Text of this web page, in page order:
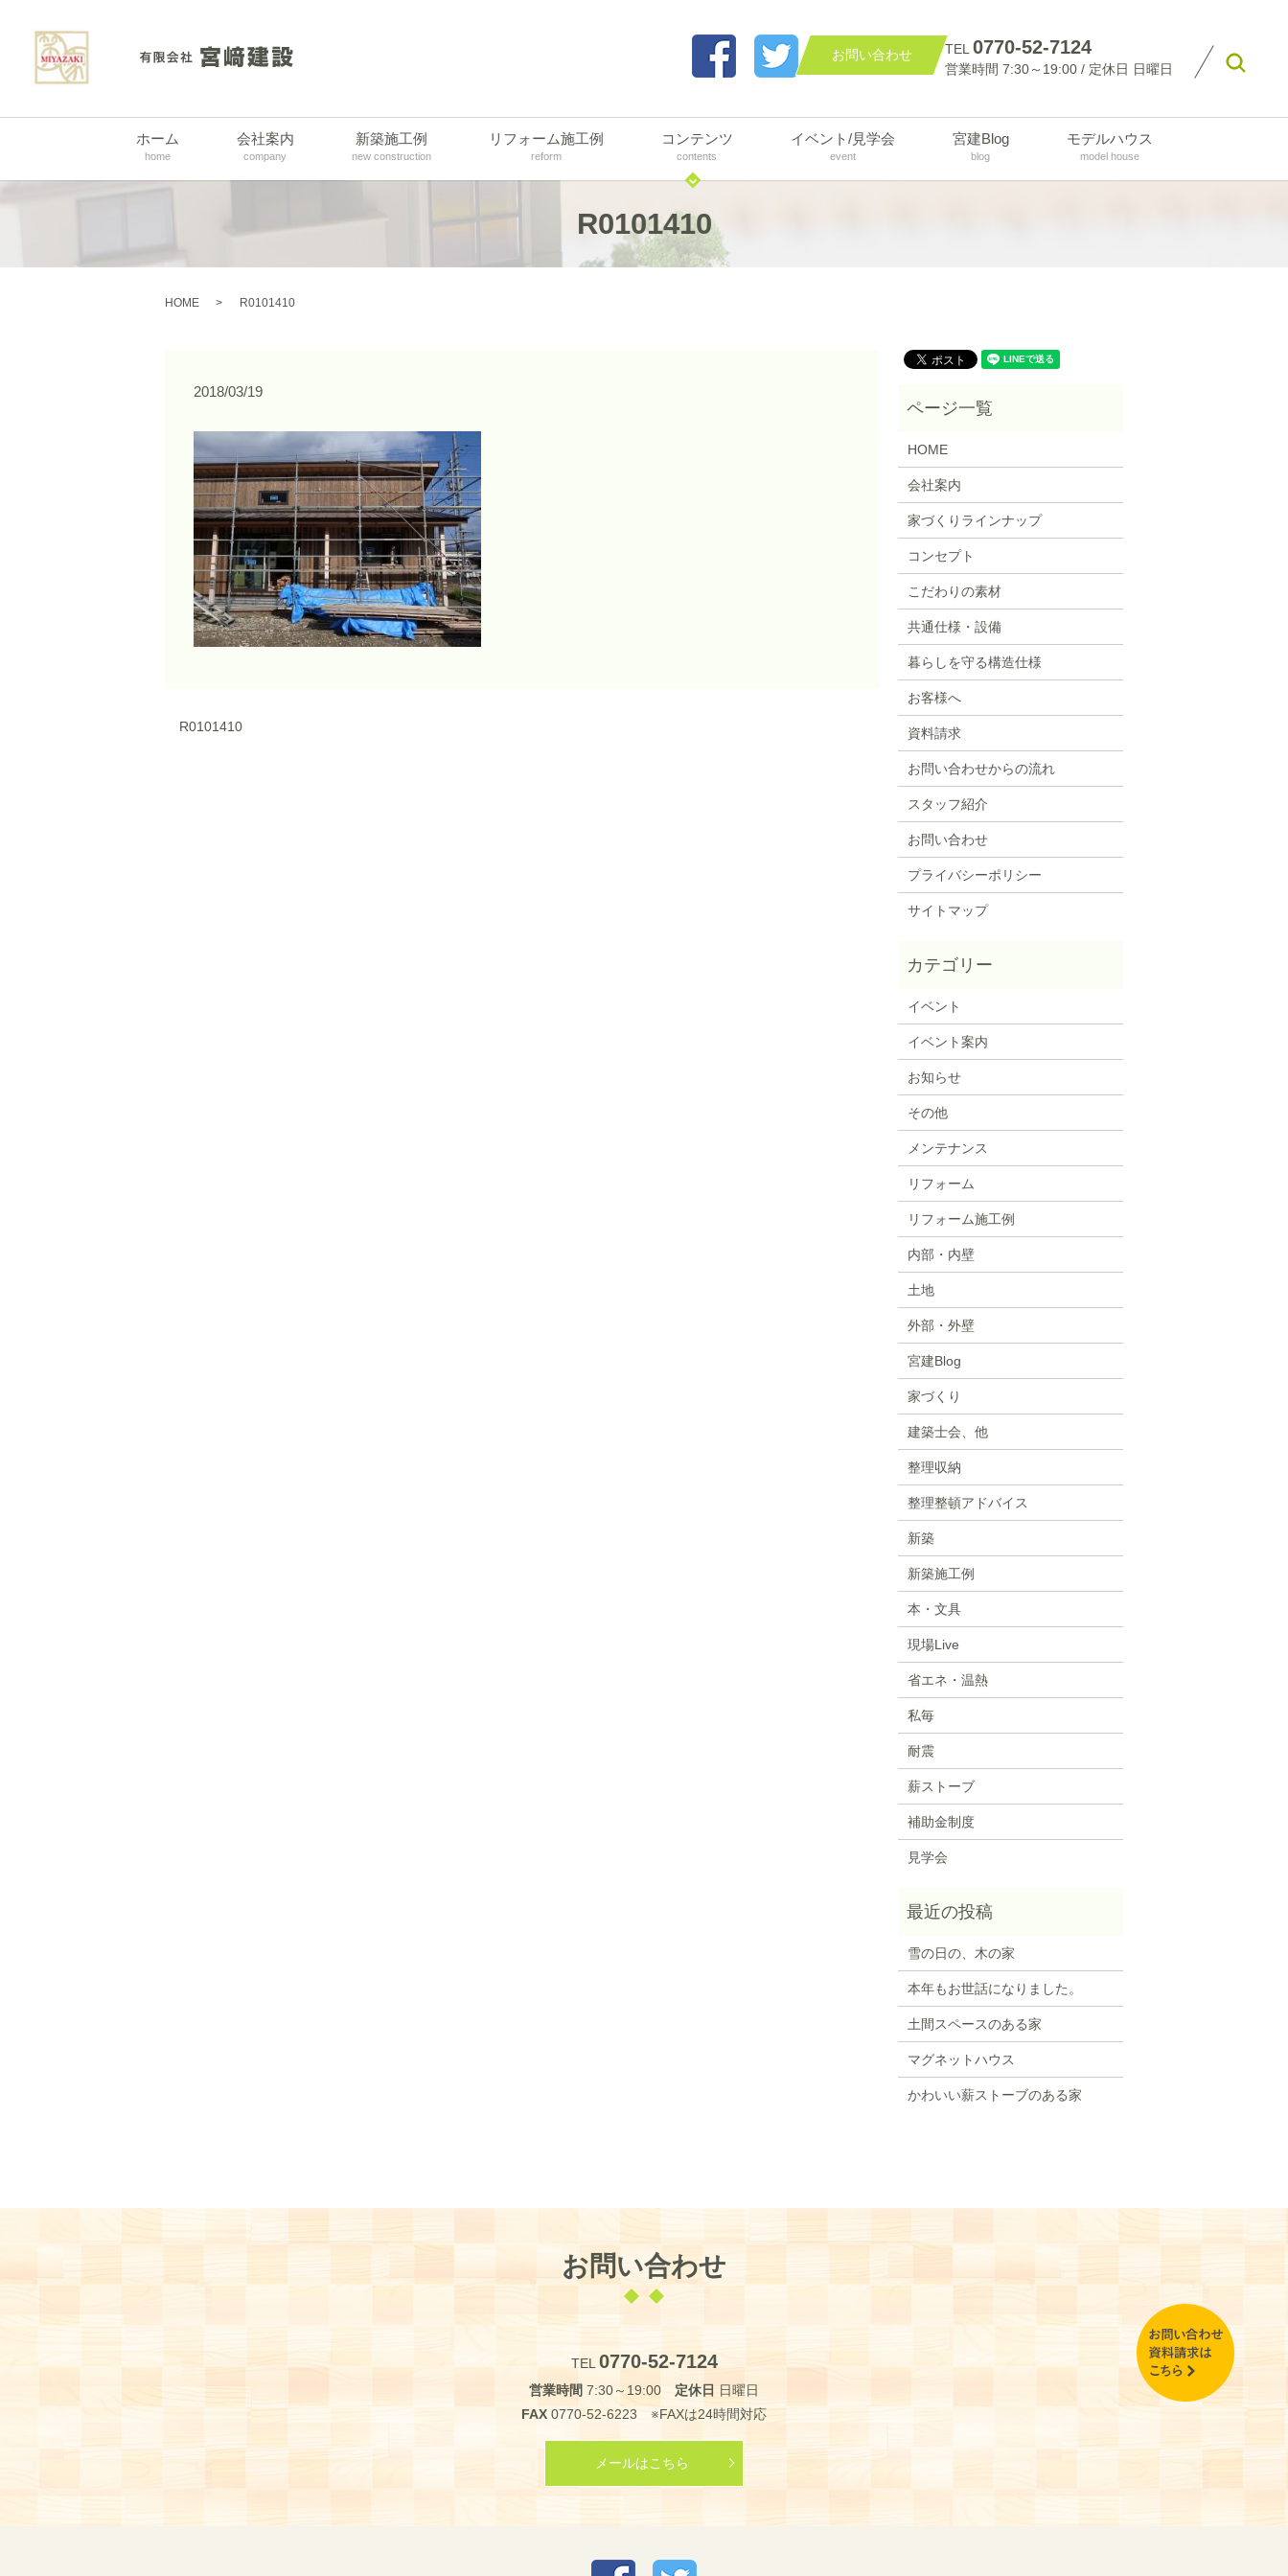
お問い合わせ TEL 0770-52-7124
営業時間 7:30～19:00 / 定休日 日曜日
ホーム
home
会社案内
company
新築施工例
new construction
リフォーム施工例
reform
コンテンツ
contents
イベント/見学会
event
宮建Blog
blog
モデルハウス
model house
R0101410
HOME R0101410
2018/03/19
R0101410
HOME
会社案内
家づくりラインナップ
コンセプト
こだわりの素材
共通仕様・設備
暮らしを守る構造仕様
お客様へ
資料請求
お問い合わせからの流れ
スタッフ紹介
お問い合わせ
プライバシーポリシー
サイトマップ
イベント
イベント案内
お知らせ
その他
メンテナンス
リフォーム
リフォーム施工例
内部・内壁
土地
外部・外壁
宮建Blog
家づくり
建築士会、他
整理収納
整理整頓アドバイス
新築
新築施工例
本・文具
現場Live
省エネ・温熱
私毎
耐震
薪ストーブ
補助金制度
見学会
雪の日の、木の家
本年もお世話になりました。
土間スペースのある家
マグネットハウス
かわいい薪ストーブのある家
お問い合わせ
TEL 0770-52-7124
営業時間 7:30～19:00 定休日 日曜日
FAX 0770-52-6223 ※FAXは24時間対応
メールはこちら